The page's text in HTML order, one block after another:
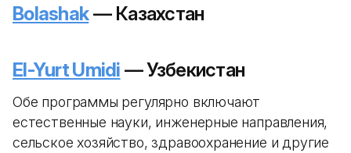
Bolashak— Казахстан
El-Yurt Umidi — Узбекистан
Обе программы регулярно включают
естественные науки, инженерные направления,
сельское хозяйство, здравоохранение и другие